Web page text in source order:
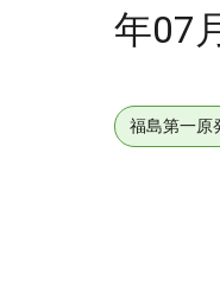
年07
福島第一原